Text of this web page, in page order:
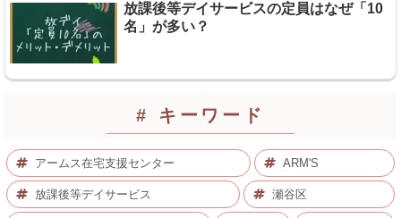
放課後等デイサービスの定員はなぜ「10
名」が多い？
# キーワード
アームス在宅支援センター ARM'S
放課後等デイサービス 瀬谷区